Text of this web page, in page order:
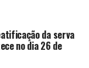
da serva
no dia 26 de